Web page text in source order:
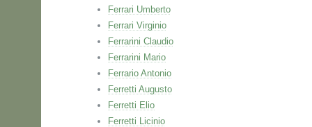
Ferrari Umberto
Ferrari Virginio
Ferrarini Claudio
Ferrarini Mario
Ferrario Antonio
Ferretti Augusto
Ferretti Elio
Ferretti Licinio